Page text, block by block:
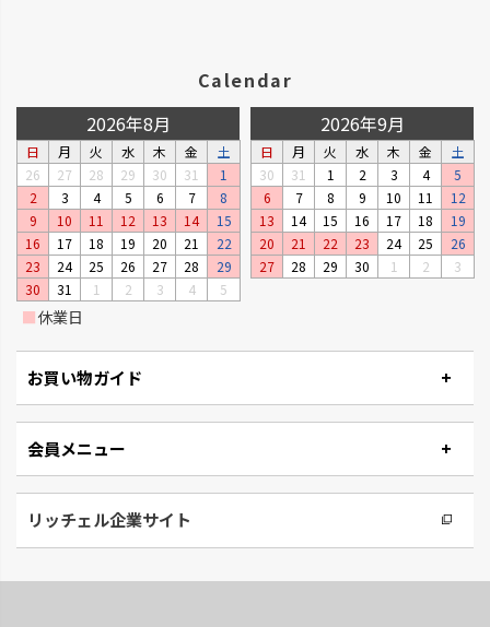
Calendar
2026年8月
日 月 火 水 木 金
土
26
27 28 29 30 31
1
2
3 4 5 6 7
8
9
10 11 12 13 14
15
16
17 18 19 20 21
22
23
24 25 26 27 28
29
30
31 1 2 3 4 5
2026年9月
日 月 火 水 木 金
土
30
31 1 2 3 4
5
6
7 8 9 10 11
12
13
14 15 16 17 18
19
20
21 22 23 24 25
26
27
28 29 30 1 2 3
■休業日
お買い物ガイド
会員メニュー
リッチェル企業サイト